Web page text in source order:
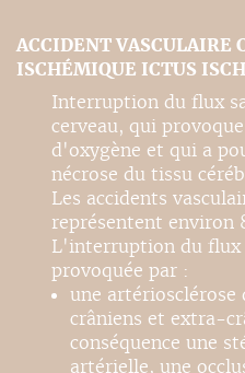
ACCIDENT VASCULAIRE
ISCHÉMIQUE ICTUS
Interruption du flux
cerveau, qui
d'oxygène et qui a
nécrose du tissu
Les accidents
représentent environ
L'interruption du flux
provoquée par :
une artériosclérose
crâniens et extra-
conséquence une
artérielle, une